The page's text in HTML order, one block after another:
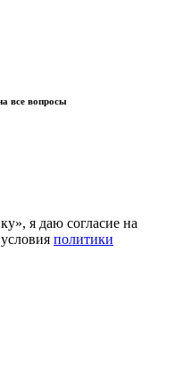
все вопросы
я даю согласие на
политики